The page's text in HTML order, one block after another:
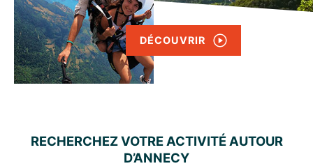
DÉCOUVRIR
RECHERCHEZ VOTRE ACTIVITÉ AUTOUR
D’ANNECY